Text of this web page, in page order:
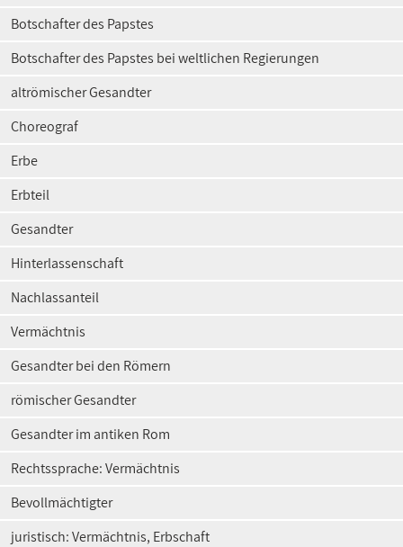
Botschafter des Papstes
Botschafter des Papstes bei weltlichen Regierungen
altrömischer Gesandter
Choreograf
Erbe
Erbteil
Gesandter
Hinterlassenschaft
Nachlassanteil
Vermächtnis
Gesandter bei den Römern
römischer Gesandter
Gesandter im antiken Rom
Rechtssprache: Vermächtnis
Bevollmächtigter
juristisch: Vermächtnis, Erbschaft